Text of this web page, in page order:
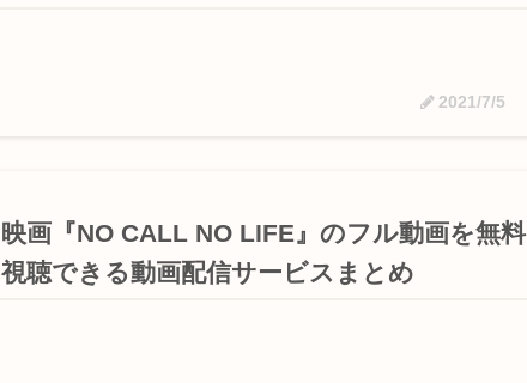
2021/7/5
映画『NO CALL NO LIFE』のフル動画を無料
視聴できる動画配信サービスまとめ